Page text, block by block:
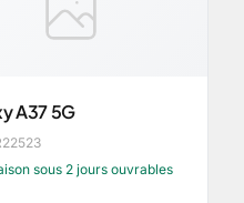
A37 5G
sous 2 jours ouvrables